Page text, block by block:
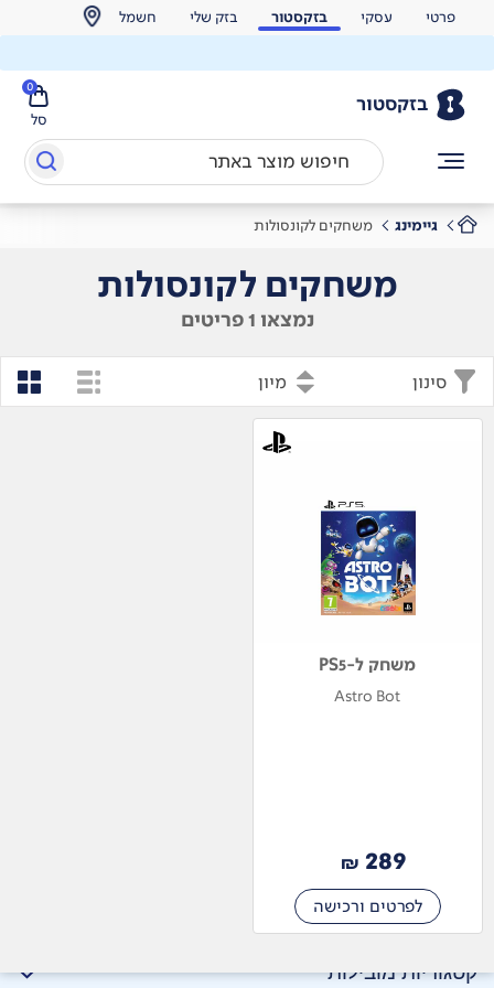
פרטי עסקי בזקסטור בזק שלי חשמל
בזקסטור
סל
0
גיימינג משחקים לקונסולות
משחקים לקונסולות
נמצאו 1 פריטים
מיון סינון
משחק ל-PS5
Astro Bot
289
₪
לפרטים ורכישה
קטגוריות מובילות